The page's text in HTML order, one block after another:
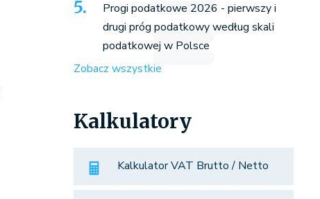
Progi podatkowe 2026 - pierwszy i
drugi próg podatkowy według skali
podatkowej w Polsce
Zobacz wszystkie
Kalkulatory
Kalkulator VAT Brutto / Netto